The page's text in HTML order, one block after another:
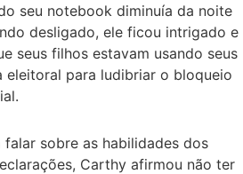
seu notebook diminuía da noite
desligado, ele ficou intrigado e
seus filhos estavam usando seus
eleitoral para ludibriar o bloqueio
falar sobre as habilidades dos
Carthy afirmou não ter